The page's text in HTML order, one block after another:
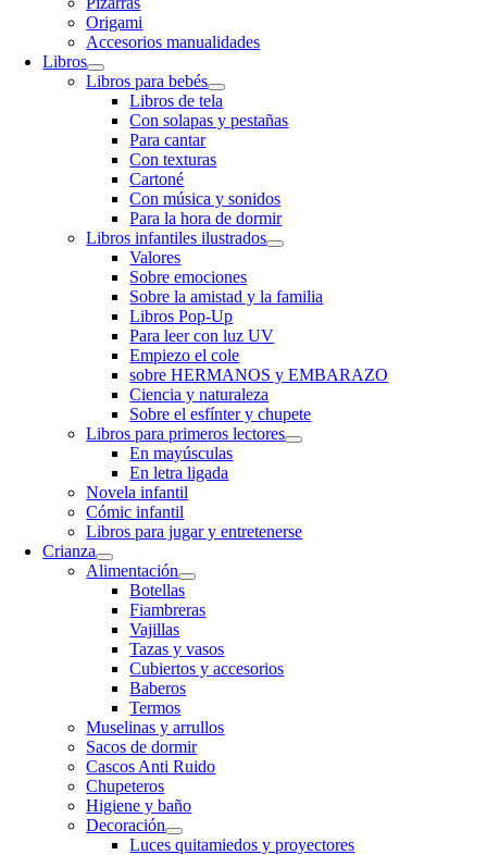
Origami
Accesorios manualidades
Libros
Libros para bebés
Libros de tela
Con solapas y pestañas
Para cantar
Con texturas
Cartoné
Con música y sonidos
Para la hora de dormir
Libros infantiles ilustrados
Valores
Sobre emociones
Sobre la amistad y la familia
Libros Pop-Up
Para leer con luz UV
Empiezo el cole
sobre HERMANOS y EMBARAZO
Ciencia y naturaleza
Sobre el esfínter y chupete
Libros para primeros lectores
En mayúsculas
En letra ligada
Novela infantil
Cómic infantil
Libros para jugar y entretenerse
Crianza
Alimentación
Botellas
Fiambreras
Vajillas
Tazas y vasos
Cubiertos y accesorios
Baberos
Termos
Muselinas y arrullos
Sacos de dormir
Cascos Anti Ruido
Chupeteros
Higiene y baño
Decoración
Luces quitamiedos y proyectores